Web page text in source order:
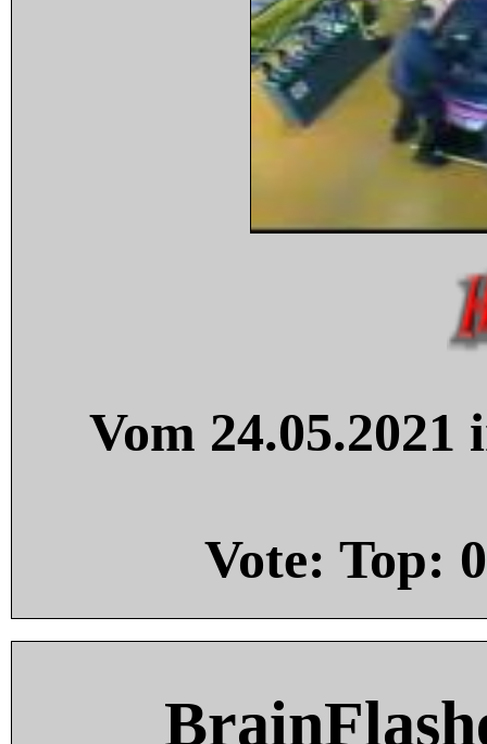
Vom
Vote: Top: 0